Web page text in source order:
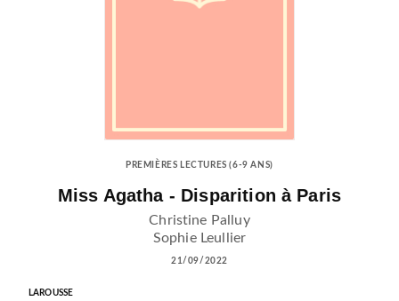
PREMIÈRES LECTURES (6-9 ANS)
Miss Agatha - Disparition à Paris
Christine Palluy
Sophie Leullier
21/09/2022
LAROUSSE